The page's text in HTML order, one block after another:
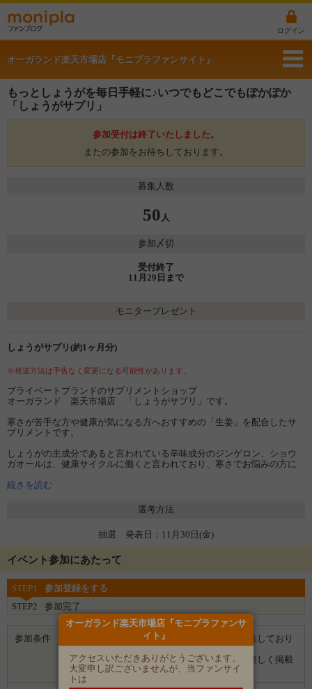
ログイン
オーガランド楽天市場店『モニプラファンサイト』
もっとしょうがを毎日手軽に♪いつでもどこでもぽかぽか
「しょうがサプリ」
参加受付は終了いたしました。
またの参加をお待ちしております。
募集人数
50 人
参加〆切
受付終了
11月29日まで
モニタープレゼント
しょうがサプリ(約1ヶ月分)
※発送方法は予告なく変更になる可能性があります。
プライベートブランドのサプリメントショップ
オーガランド 楽天市場店 「しょうがサプリ」です。
寒さが苦手な方や健康が気になる方へおすすめの「生姜」を配合したサ
プリメントです。
しょうがの主成分であると言われている辛味成分のジンゲロン、ショウ
ガオールは、健康サイクルに働くと言われており、寒さでお悩みの方に
イエットに有用とされる香り成分も含有していると言われています。
査子（サンザシ）、クエン酸を豊富に含むと言われ、元気がほしいとき
におすすめの梅肉エキス、柚子などを配合しました。
▼こんな方におすすめ
・寒さでお悩みの方
・冷房が苦手な方
・元気に過ごしたい方
・健康が気になる方
・美容が気になる方
バランスの良い食事や運動を心がけ、毎日の生活サポートにお役立て下
続きを読む
選考方法
抽選 発表日：11月30日(金)
イベント参加にあたって
STEP1
参加登録をする
STEP2
参加完了
参加条件
ブログで商品を紹介してくださる方を募集しており
ます。
写真やダイエットで気をつけたことなど楽しく掲載
してくださると幸いです。
オーガランド楽天市場店『モニプラファンサ
イト』
アクセスいただきありがとうございます。
大変申し訳ございませんが、当ファンサイ
トは